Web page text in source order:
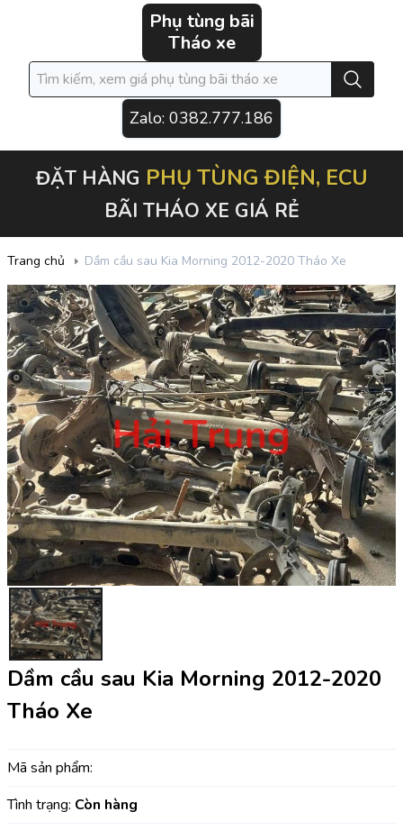
Phụ tùng bãi
Tháo xe
Zalo: 0382.777.186
ĐẶT HÀNGPHỤ TÙNG ĐIỆN, ECU
BÃI THÁO XE GIÁ RẺ
Trang chủ Dầm cầu sau Kia Morning 2012-2020 Tháo Xe
Dầm cầu sau Kia Morning 2012-2020
Tháo Xe
Mã sản phẩm:
Tình trạng: Còn hàng